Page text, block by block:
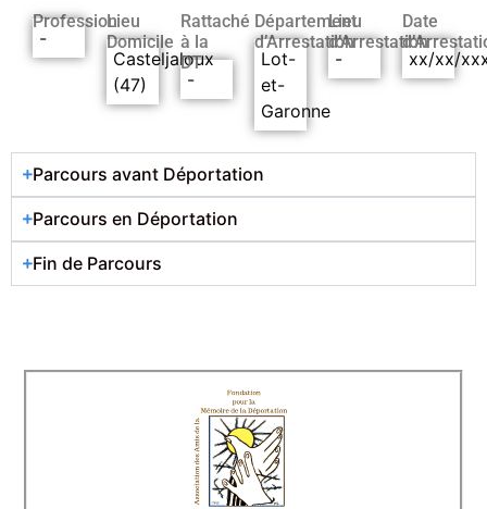
Profession
-
Lieu
Domicile
Casteljaloux
(47)
Rattaché
à la
DT
-
Département
d’Arrestation
Lot-
et-
Garonne
Lieu
d’Arrestation
-
Date
xx/xx/
Parcours avant Déportation
Parcours en Déportation
Fin de Parcours